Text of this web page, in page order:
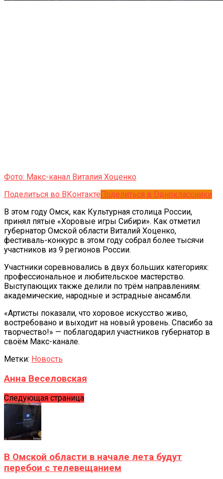
Фото: Макс-канал Виталия Хоценко
Поделиться во ВКонтактеПоделиться в Одноклассники
В этом году Омск, как Культурная столица России,
принял пятые «Хоровые игры Сибири». Как отметил
губернатор Омской области Виталий Хоценко,
фестиваль-конкурс в этом году собрал более тысячи
участников из 9 регионов России.
Участники соревновались в двух больших категориях:
профессиональное и любительское мастерство.
Выступающих также делили по трём направлениям:
академические, народные и эстрадные ансамбли.
«Артисты показали, что хоровое искусство живо,
востребовано и выходит на новый уровень. Спасибо за
творчество!» — поблагодарил участников губернатор в
своём Макс-канале.
Метки: Новость
Анна Веселовская
Следующая страница
В Омской области в начале лета будут
перебои с телевещанием